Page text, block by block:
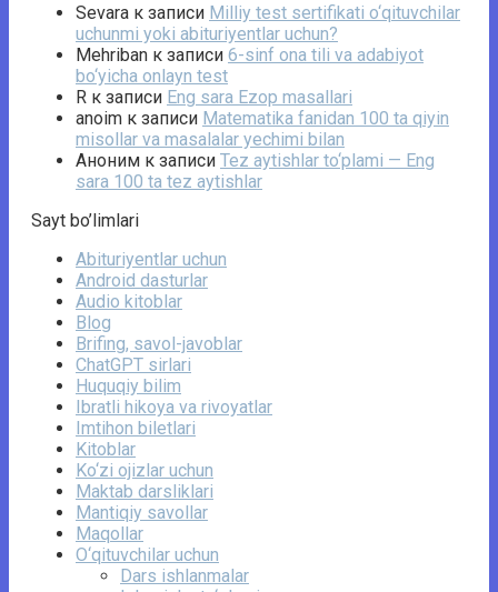
Sevara к записи Milliy test sertifikati o‘qituvchilar
uchunmi yoki abituriyentlar uchun?
Mehriban к записи 6-sinf ona tili va adabiyot
bo‘yicha onlayn test
R к записи Eng sara Ezop masallari
anoim к записи Matematika fanidan 100 ta qiyin
misollar va masalalar yechimi bilan
Аноним к записи Tez aytishlar to‘plami — Eng
sara 100 ta tez aytishlar
Sayt bo’limlari
Abituriyentlar uchun
Android dasturlar
Audio kitoblar
Blog
Brifing, savol-javoblar
ChatGPT sirlari
Huquqiy bilim
Ibratli hikoya va rivoyatlar
Imtihon biletlari
Kitoblar
Ko‘zi ojizlar uchun
Maktab darsliklari
Mantiqiy savollar
Maqollar
O‘qituvchilar uchun
Dars ishlanmalar